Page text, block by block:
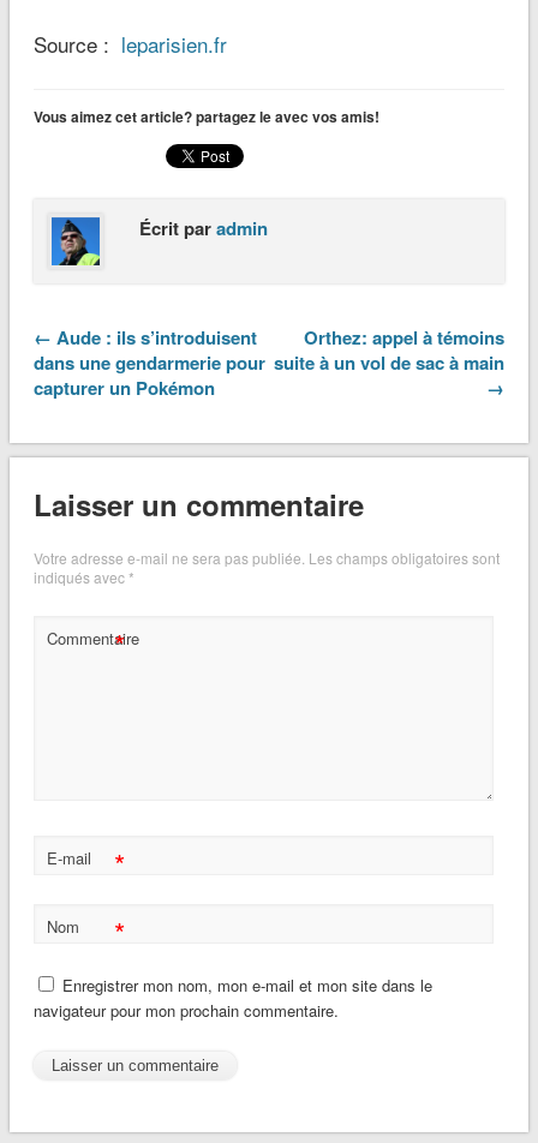
Source : leparisien.fr
Vous aimez cet article? partagez le avec vos amis!
Écrit paradmin
← Aude : ils s’introduisent
dans une gendarmerie pour
capturer un Pokémon
Orthez: appel à témoins
suite à un vol de sac à main
→
Laisser un commentaire
Votre adresse e-mail ne sera pas publiée. Les champs obligatoires sont
indiqués avec*
Commentaire
*
E-mail *
Nom *
Enregistrer mon nom, mon e-mail et mon site dans le
navigateur pour mon prochain commentaire.